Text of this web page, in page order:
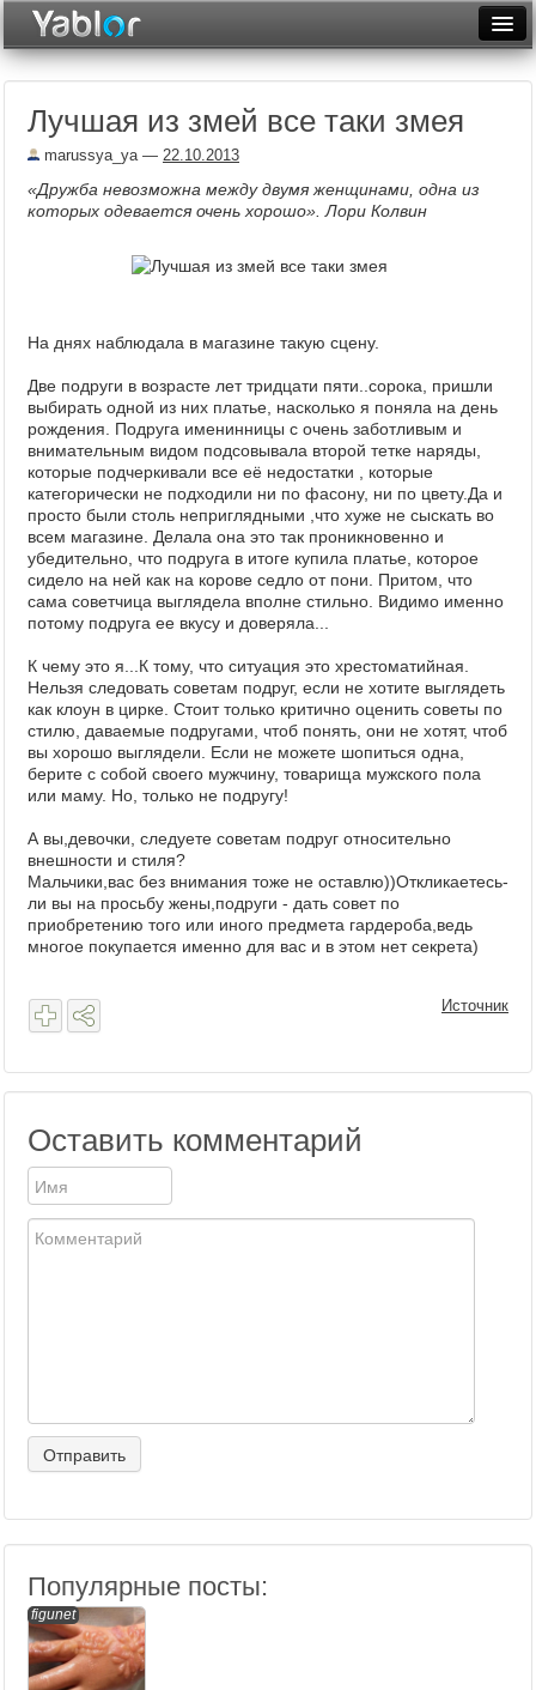
Неделя
Рейтинги
Архив
Видеотоп
Лучшая из змей все таки змея
marussya_ya— 22.10.2013
«Дружба невозможна между двумя женщинами, одна из
которых одевается очень хорошо». Лори Колвин
На днях наблюдала в магазине такую сцену.
Две подруги в возрасте лет тридцати пяти..сорока, пришли
выбирать одной из них платье, насколько я поняла на день
рождения. Подруга именинницы с очень заботливым и
внимательным видом подсовывала второй тетке наряды,
которые подчеркивали все её недостатки , которые
категорически не подходили ни по фасону, ни по цвету.Да и
просто были столь неприглядными ,что хуже не сыскать во
всем магазине. Делала она это так проникновенно и
убедительно, что подруга в итоге купила платье, которое
сидело на ней как на корове седло от пони. Притом, что
сама советчица выглядела вполне стильно. Видимо именно
потому подруга ее вкусу и доверяла...
К чему это я...К тому, что ситуация это хрестоматийная.
Нельзя следовать советам подруг, если не хотите выглядеть
как клоун в цирке. Стоит только критично оценить советы по
стилю, даваемые подругами, чтоб понять, они не хотят, чтоб
вы хорошо выглядели. Если не можете шопиться одна,
берите с собой своего мужчину, товарища мужского пола
или маму. Но, только не подругу!
А вы,девочки, следуете советам подруг относительно
внешности и стиля?
Мальчики,вас без внимания тоже не оставлю))Откликаетесь-
ли вы на просьбу жены,подруги - дать совет по
приобретению того или иного предмета гардероба,ведь
многое покупается именно для вас и в этом нет секрета)
Источник
Оставить комментарий
Популярные посты:
figunet